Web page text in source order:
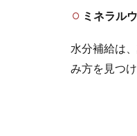
ミネラル
水分補給は
み方を見つ